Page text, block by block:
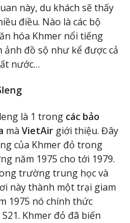
này, du khách sẽ thấy
điều. Nào là các bộ
hóa Khmer nổi tiếng
đồ sộ như kể được cả
nước…
là 1 trong các bảo
mà VietAir giới thiệu. Đây
của Khmer đỏ trong
năm 1975 cho tới 1979.
trường trung học và
này thành một trại giam
1975 nó chính thức
Khmer đỏ đã biến